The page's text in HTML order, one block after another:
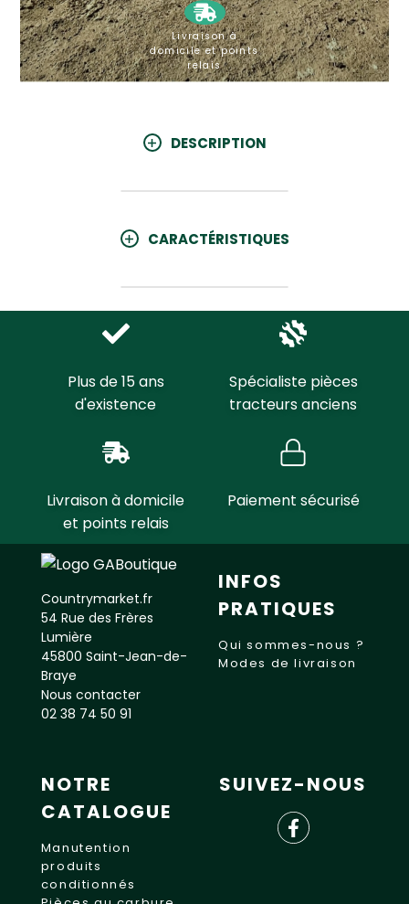
Livraison à
domicile et points
relais
DESCRIPTION
CARACTÉRISTIQUES
Plus de 15 ans
d'existence
Spécialiste pièces
tracteurs anciens
Livraison à domicile
et points relais
Paiement sécurisé
Countrymarket.fr
54 Rue des Frères
Lumière
45800 Saint-Jean-de-
Braye
Nous contacter
02 38 74 50 91
INFOS
PRATIQUES
Qui sommes-nous ?
Modes de livraison
NOTRE
CATALOGUE
Manutention
produits
conditionnés
SUIVEZ-NOUS